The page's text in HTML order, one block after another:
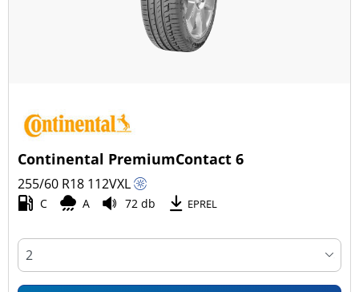
Continental PremiumContact 6
255/60 R18 112VXL
C A 72 db EPREL